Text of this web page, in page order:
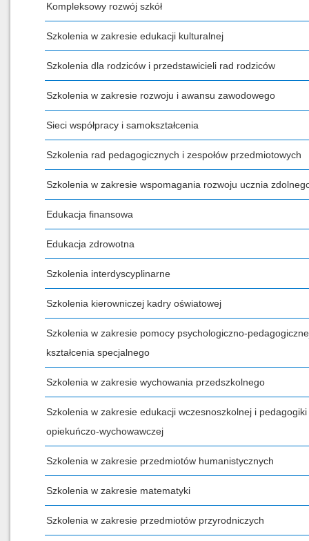
Kompleksowy rozwój szkół
Szkolenia w zakresie edukacji kulturalnej
Szkolenia dla rodziców i przedstawicieli rad rodziców
Szkolenia w zakresie rozwoju i awansu zawodowego
Sieci współpracy i samokształcenia
Szkolenia rad pedagogicznych i zespołów przedmiotowych
Szkolenia w zakresie wspomagania rozwoju ucznia
Edukacja finansowa
Edukacja zdrowotna
Szkolenia interdyscyplinarne
Szkolenia kierowniczej kadry oświatowej
Szkolenia w zakresie pomocy psychologiczno-
kształcenia specjalnego
Szkolenia w zakresie wychowania przedszkolnego
Szkolenia w zakresie edukacji wczesnoszkolnej i pedagogiki
opiekuńczo-wychowawczej
Szkolenia w zakresie przedmiotów humanistycznych
Szkolenia w zakresie matematyki
Szkolenia w zakresie przedmiotów przyrodniczych